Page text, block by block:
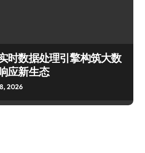
时数据处理引擎构筑大数
应新生态
2026